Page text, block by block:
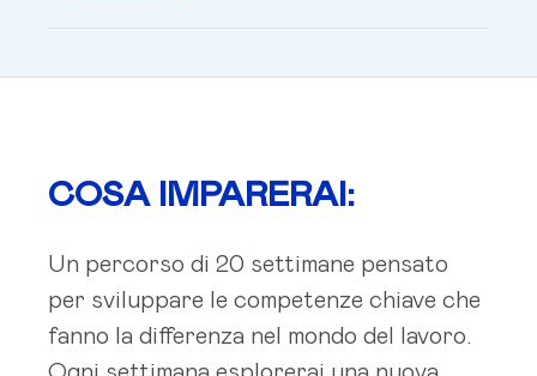
COSA IMPARERAI:
Un percorso di 20 settimane pensato
per sviluppare le competenze chiave che
fanno la differenza nel mondo del lavoro.